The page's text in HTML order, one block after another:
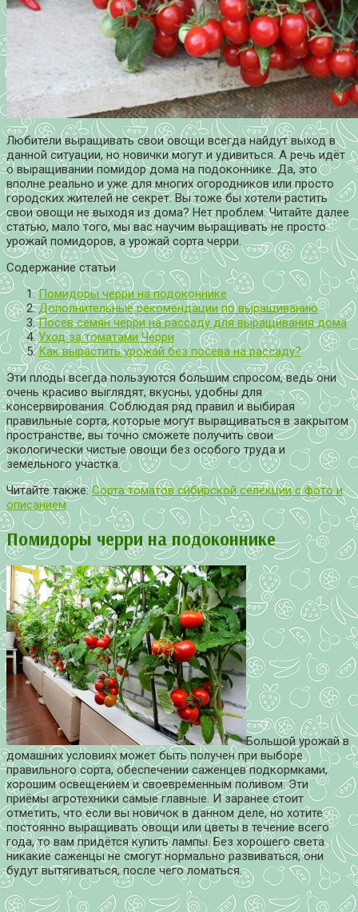
Любители выращивать свои овощи всегда найдут выход в
данной ситуации, но новички могут и удивиться. А речь идёт
о выращивании помидор дома на подоконнике. Да, это
вполне реально и уже для многих огородников или просто
городских жителей не секрет. Вы тоже бы хотели растить
свои овощи не выходя из дома? Нет проблем. Читайте далее
статью, мало того, мы вас научим выращивать не просто
урожай помидоров, а урожай сорта черри.
Содержание статьи
Помидоры черри на подоконнике
Дополнительные рекомендации по выращиванию
Посев семян черри на рассаду для выращивания дома
Уход за томатами Черри
Как вырастить урожай без посева на рассаду?
Эти плоды всегда пользуются большим спросом, ведь они
очень красиво выглядят, вкусны, удобны для
консервирования. Соблюдая ряд правил и выбирая
правильные сорта, которые могут выращиваться в закрытом
пространстве, вы точно сможете получить свои
экологически чистые овощи без особого труда и
земельного участка.
Читайте также:Сорта томатов сибирской селекции с фото и
описанием
Помидоры черри на подоконнике
Большой урожай в
домашних условиях может быть получен при выборе
правильного сорта, обеспечении саженцев подкормками,
хорошим освещением и своевременным поливом. Эти
приёмы агротехники самые главные. И заранее стоит
отметить, что если вы новичок в данном деле, но хотите
постоянно выращивать овощи или цветы в течение всего
года, то вам придётся купить лампы. Без хорошего света
никакие саженцы не смогут нормально развиваться, они
будут вытягиваться, после чего ломаться.